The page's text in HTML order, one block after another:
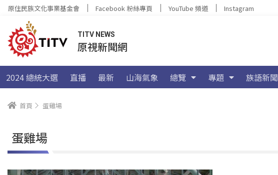
原住民族文化事業基金會 Facebook 粉絲專頁 YouTube 頻道 Instagram
TITV NEWS
原視新聞網
2024 總統大選 直播 最新 山海氣象 總覽 專題 族語新聞
首頁 蛋雞場
蛋雞場